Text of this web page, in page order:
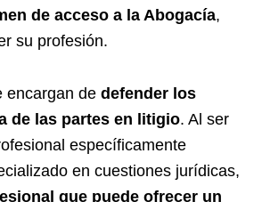
de acceso a la Abogacía,
su profesión.
encargan de defender los
de las partes en litigio. Al ser
específicamente
en cuestiones jurídicas,
que puede ofrecer un